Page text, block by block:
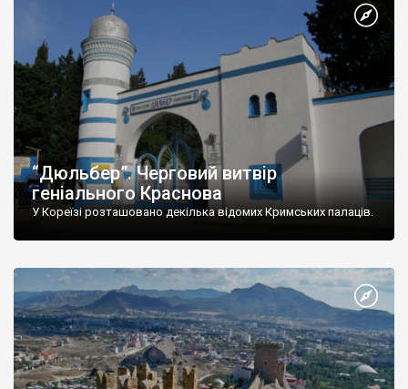
“Дюльбер”. Черговий витвір
геніального Краснова
У Кореїзі розташовано декілька відомих Кримських палаців.